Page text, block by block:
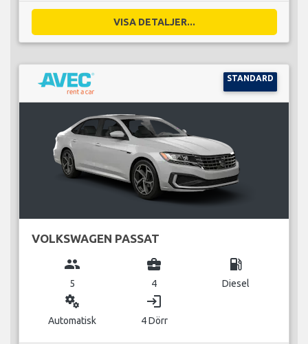
VISA DETALJER...
STANDARD
VOLKSWAGEN PASSAT
group
5
business_center
4
local_gas_station
Diesel
miscellaneous_services
Automatisk
login
4 Dörr